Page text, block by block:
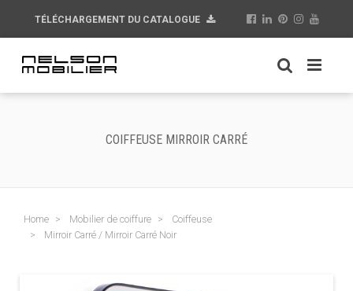
TÉLÉCHARGEMENT DU CATALOGUE
COIFFEUSE MIRROIR CARRÉ
Home Mobilier de coiffure
Coiffeuse
Mirroir Carré / Mirroir Carré Noir